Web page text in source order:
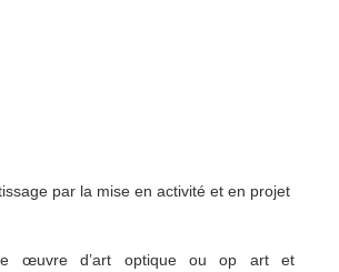
par la mise en activité et en projet
œuvre d’art optique ou op art et